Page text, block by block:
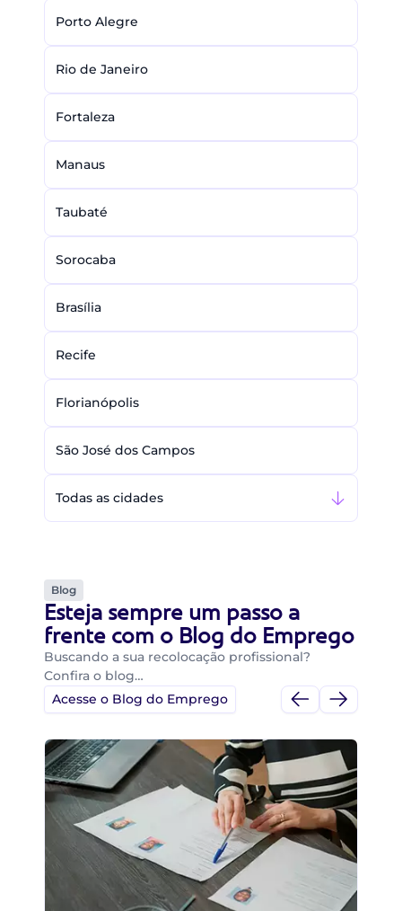
Porto Alegre
Rio de Janeiro
Fortaleza
Manaus
Taubaté
Sorocaba
Brasília
Recife
Florianópolis
São José dos Campos
Todas as cidades
Blog
Esteja sempre um passo a
frente com o Blog do Emprego
Buscando a sua recolocação profissional?
Confira o blog…
Acesse o Blog do Emprego